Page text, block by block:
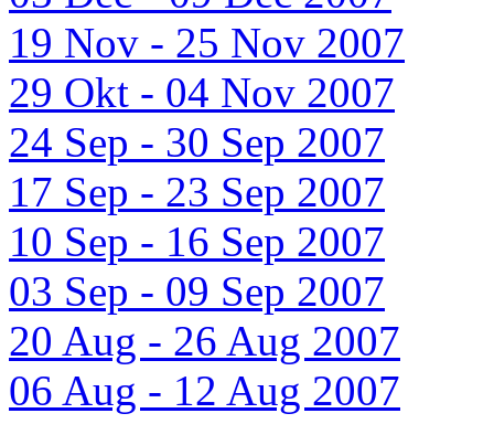
19 Nov - 25 Nov 2007
29 Okt - 04 Nov 2007
24 Sep - 30 Sep 2007
17 Sep - 23 Sep 2007
10 Sep - 16 Sep 2007
03 Sep - 09 Sep 2007
20 Aug - 26 Aug 2007
06 Aug - 12 Aug 2007